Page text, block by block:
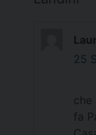
25
che
fa